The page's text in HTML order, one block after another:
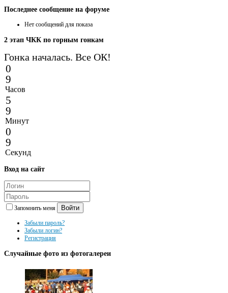
Последнее сообщение на форуме
Нет сообщений для показа
2 этап ЧКК по горным гонкам
Гонка началась. Все ОК!
0
9
Часов
5
9
Минут
0
9
Секунд
Вход на сайт
Запомнить меня Войти
Забыли пароль?
Забыли логин?
Регистрация
Случайные фото из фотогалереи